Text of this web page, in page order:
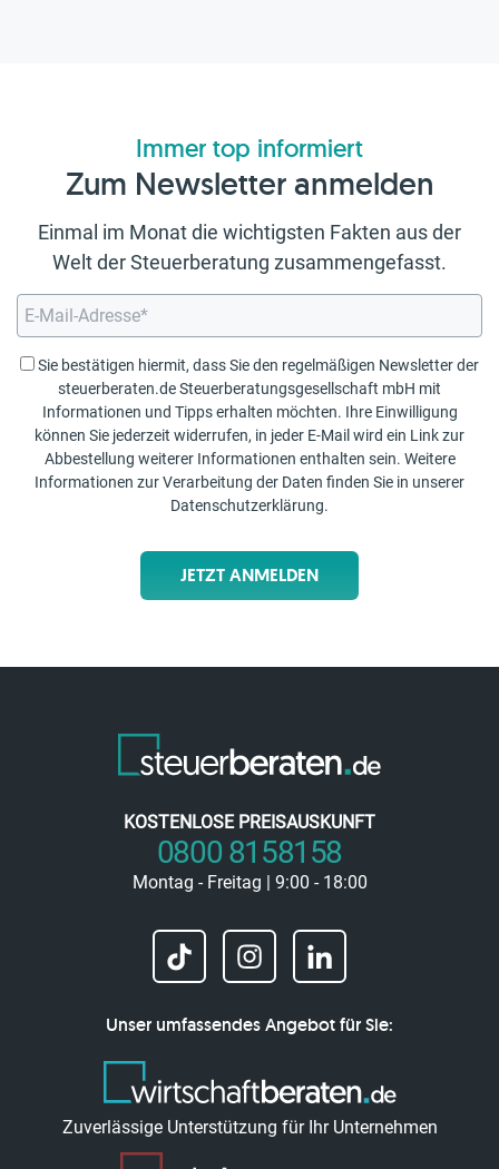
Immer top informiert
Zum Newsletter anmelden
Einmal im Monat die wichtigsten Fakten aus der
Welt der Steuerberatung zusammengefasst.
Sie bestätigen hiermit, dass Sie den regelmäßigen Newsletter der
steuerberaten.de Steuerberatungsgesellschaft mbH mit
Informationen und Tipps erhalten möchten. Ihre Einwilligung
können Sie jederzeit widerrufen, in jeder E-Mail wird ein Link zur
Abbestellung weiterer Informationen enthalten sein. Weitere
Informationen zur Verarbeitung der Daten finden Sie in unserer
Datenschutzerklärung.
JETZT ANMELDEN
KOSTENLOSE PREISAUSKUNFT
0800 8158158
Montag - Freitag | 9:00 - 18:00
Unser umfassendes Angebot für Sie:
Zuverlässige Unterstützung für Ihr Unternehmen